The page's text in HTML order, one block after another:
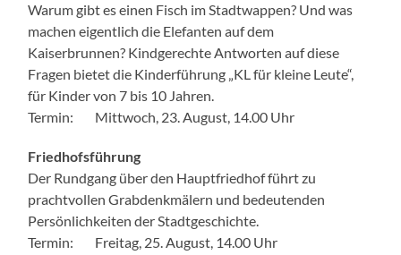
Warum gibt es einen Fisch im Stadtwappen? Und was
machen eigentlich die Elefanten auf dem
Kaiserbrunnen? Kindgerechte Antworten auf diese
Fragen bietet die Kinderführung „KL für kleine Leute“,
für Kinder von 7 bis 10 Jahren.
Termin: Mittwoch, 23. August, 14.00 Uhr
Friedhofsführung
Der Rundgang über den Hauptfriedhof führt zu
prachtvollen Grabdenkmälern und bedeutenden
Persönlichkeiten der Stadtgeschichte.
Termin: Freitag, 25. August, 14.00 Uhr